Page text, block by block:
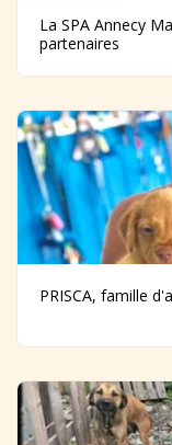
La SPA Annecy
partenaires
PRISCA, famille